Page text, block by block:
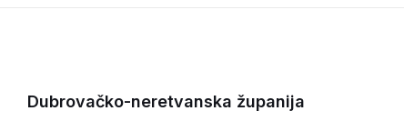
Dubrovačko-neretvanska županija